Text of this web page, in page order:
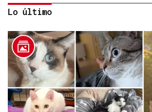
DISTRIBUIDORA FAMILIAR
Lo último